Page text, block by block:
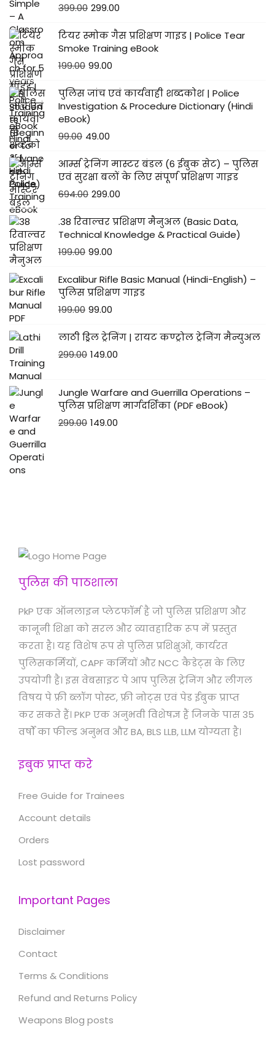
399.00 299.00
टियर स्मोक गैस प्रशिक्षण गाइड | Police Tear
Smoke Training eBook
199.00 99.00
पुलिस जांच एवं कार्यवाही शब्दकोश | Police
Investigation & Procedure Dictionary (Hindi
eBook)
99.00 49.00
आर्म्स ट्रेनिंग मास्टर बंडल (6 ईबुक सेट) – पुलिस
एवं सुरक्षा बलों के लिए संपूर्ण प्रशिक्षण गाइड
694.00 299.00
.38 रिवाल्वर प्रशिक्षण मैनुअल (Basic Data,
Technical Knowledge & Practical Guide)
199.00 99.00
Excalibur Rifle Basic Manual (Hindi-English) –
पुलिस प्रशिक्षण गाइड
199.00 99.00
लाठी ड्रिल ट्रेनिंग | रायट कण्ट्रोल ट्रेनिंग मैन्युअल
299.00 149.00
Jungle Warfare and Guerrilla Operations –
पुलिस प्रशिक्षण मार्गदर्शिका (PDF eBook)
299.00 149.00
पुलिस की पाठशाला
PkP एक ऑनलाइन प्लेटफॉर्म है जो पुलिस प्रशिक्षण और
कानूनी शिक्षा को सरल और व्यावहारिक रूप में प्रस्तुत
करता है। यह विशेष रूप से पुलिस प्रशिक्षुओं, कार्यरत
पुलिसकर्मियों, CAPF कर्मियों और NCC कैडेट्स के लिए
उपयोगी है। इस वेबसाइट पे आप पुलिस ट्रेनिंग और लीगल
विषय पे फ्री ब्लॉग पोस्ट, फ्री नोट्स एवं पेड ईबुक प्राप्त
कर सकते हैं। PKP एक अनुभवी विशेषज्ञ हैं जिनके पास 35
वर्षों का फील्ड अनुभव और BA, BLS LLB, LLM योग्यता है।
इबुक प्राप्त करे
Free Guide for Trainees
Account details
Orders
Lost password
Important Pages
Disclaimer
Contact
Terms & Conditions
Refund and Returns Policy
Weapons Blog posts